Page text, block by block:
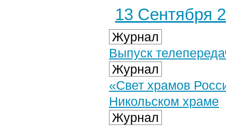
13 Сентября
Журнал
Выпуск
Журнал
«Свет храмов
Никольском храме
Журнал